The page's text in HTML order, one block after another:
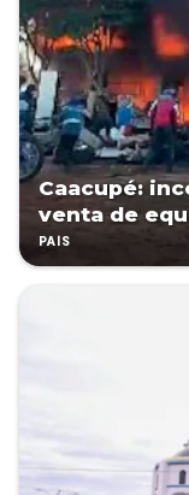
Caacupé:
venta de
PAÍS